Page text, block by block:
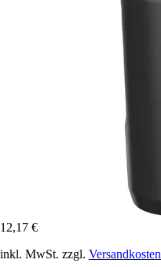
12,17 €
inkl. MwSt. zzgl. Versandkosten